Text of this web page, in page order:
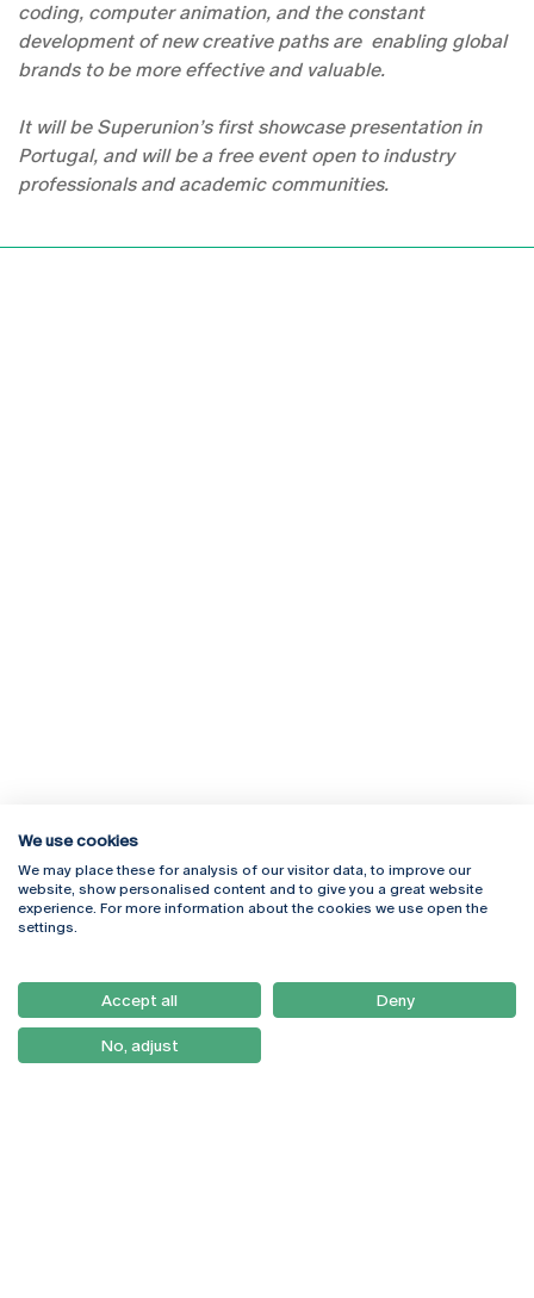
coding, computer animation, and the constant
development of new creative paths are enabling global
brands to be more effective and valuable.
It will be Superunion’s first showcase presentation in
Portugal, and will be a free event open to industry
professionals and academic communities.
Rua Diogo Botelho 1327
4169-005 Porto
+351 226 196 240
Campus Online
Webmail
Como Chegar
Newsletter
We use cookies
We may place these for analysis of our visitor data, to improve our
website, show personalised content and to give you a great website
experience. For more information about the cookies we use open the
settings.
Accept all Deny
No, adjust